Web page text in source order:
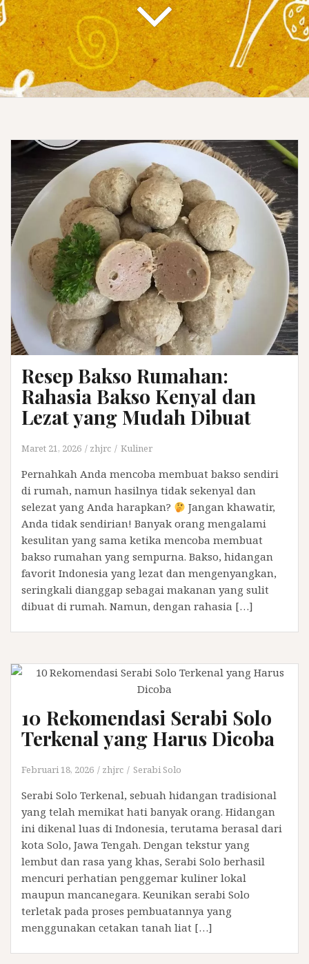
Resep Bakso Rumahan:
Rahasia Bakso Kenyal dan
Lezat yang Mudah Dibuat
Maret 21, 2026 zhjrc Kuliner
Pernahkah Anda mencoba membuat bakso sendiri
di rumah, namun hasilnya tidak sekenyal dan
selezat yang Anda harapkan?
Jangan khawatir,
Anda tidak sendirian! Banyak orang mengalami
kesulitan yang sama ketika mencoba membuat
bakso rumahan yang sempurna. Bakso, hidangan
favorit Indonesia yang lezat dan mengenyangkan,
seringkali dianggap sebagai makanan yang sulit
dibuat di rumah. Namun, dengan rahasia […]
10 Rekomendasi Serabi Solo
Terkenal yang Harus Dicoba
Februari 18, 2026 zhjrc Serabi Solo
Serabi Solo Terkenal, sebuah hidangan tradisional
yang telah memikat hati banyak orang. Hidangan
ini dikenal luas di Indonesia, terutama berasal dari
kota Solo, Jawa Tengah. Dengan tekstur yang
lembut dan rasa yang khas, Serabi Solo berhasil
mencuri perhatian penggemar kuliner lokal
maupun mancanegara. Keunikan serabi Solo
terletak pada proses pembuatannya yang
menggunakan cetakan tanah liat […]